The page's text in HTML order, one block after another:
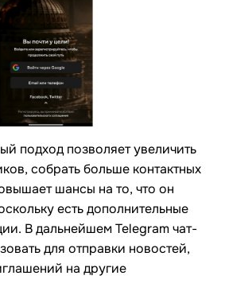
подход позволяет увеличить
собрать больше контактных
шансы на то, что он
есть дополнительные
В дальнейшем Telegram чат-
для отправки новостей,
на другие